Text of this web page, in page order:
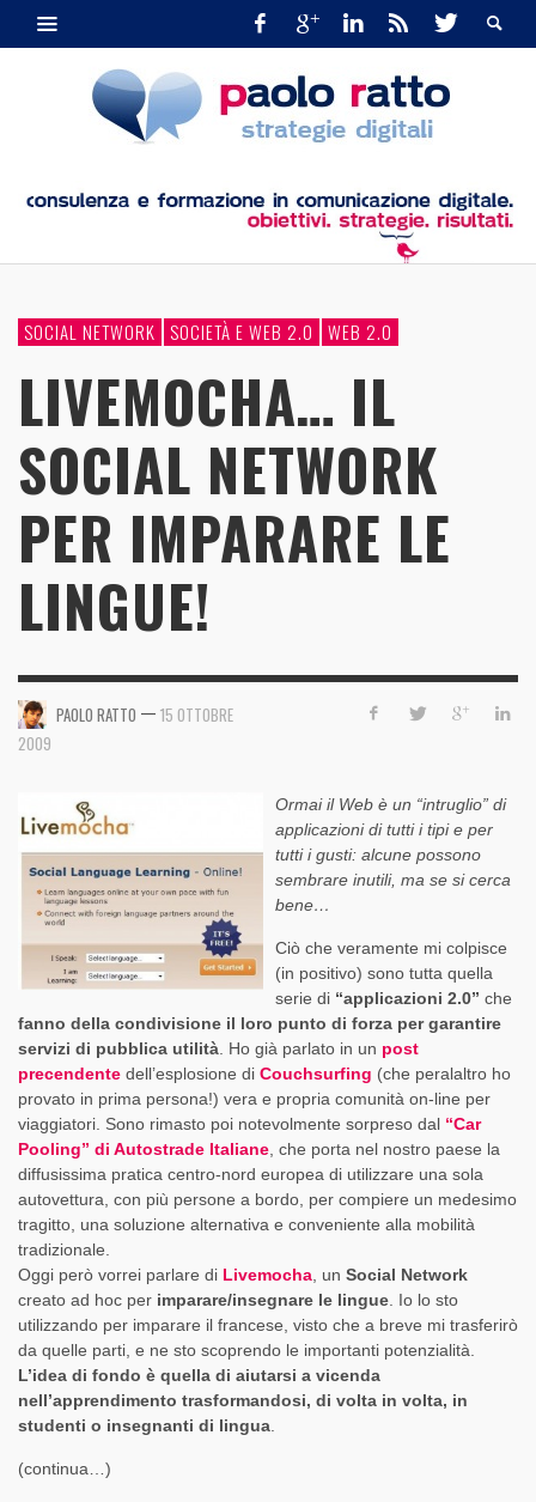
SOCIAL NETWORK SOCIETÀ E WEB 2.0 WEB 2.0
LIVEMOCHA… IL
SOCIAL NETWORK
PER IMPARARE LE
LINGUE!
PAOLO RATTO — 15 OTTOBRE
2009
Ormai il Web è un “intruglio” di
applicazioni di tutti i tipi e per
tutti i gusti: alcune possono
sembrare inutili, ma se si cerca
bene…
Ciò che veramente mi colpisce
(in positivo) sono tutta quella
serie di “applicazioni 2.0” che
fanno della condivisione il loro punto di forza per garantire
servizi di pubblica utilità . Ho già parlato in un post
precendente dell’esplosione di Couchsurfing (che peralaltro ho
provato in prima persona!) vera e propria comunità on-line per
viaggiatori. Sono rimasto poi notevolmente sorpreso dal “Car
Pooling” di Autostrade Italiane , che porta nel nostro paese la
diffusissima pratica centro-nord europea di utilizzare una sola
autovettura, con più persone a bordo, per compiere un medesimo
tragitto, una soluzione alternativa e conveniente alla mobilità
tradizionale.
Oggi però vorrei parlare di Livemocha , un Social Network
creato ad hoc per imparare/insegnare le lingue . Io lo sto
utilizzando per imparare il francese, visto che a breve mi trasferirò
da quelle parti, e ne sto scoprendo le importanti potenzialità.
L’idea di fondo è quella di aiutarsi a vicenda
nell’apprendimento trasformandosi, di volta in volta, in
studenti o insegnanti di lingua
(continua…)